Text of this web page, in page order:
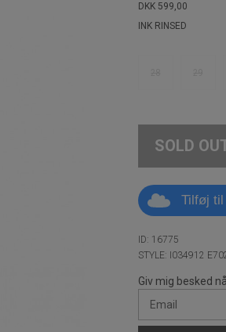
DKK 599,00
INK RINSED
SOLD
Tilføj
ID: 16775
STYLE: I034912
Giv mig besked